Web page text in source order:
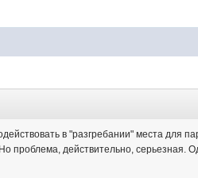
в "разгребании" места для
проблема, действительно, серьезная.